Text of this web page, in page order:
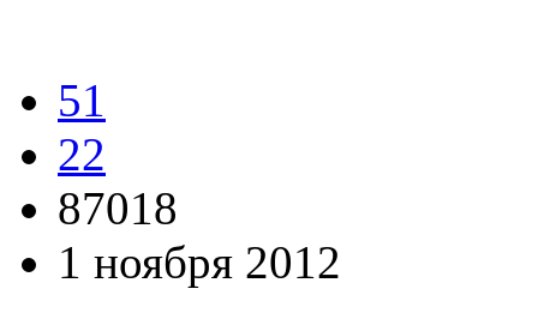
51
22
87018
1 ноября 2012